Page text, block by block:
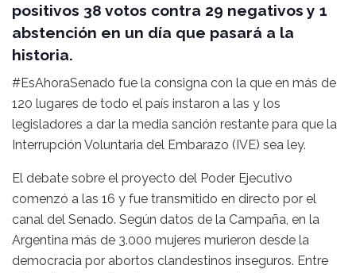
positivos 38 votos contra 29 negativos y 1
abstención en un día que pasará a la
historia.
#EsAhoraSenado fue la consigna con la que en más de
120 lugares de todo el país instaron a las y los
legisladores a dar la media sanción restante para que la
Interrupción Voluntaria del Embarazo (IVE) sea ley.
El debate sobre el proyecto del Poder Ejecutivo
comenzó a las 16 y fue transmitido en directo por el
canal del Senado. Según datos de la Campaña, en la
Argentina más de 3.000 mujeres murieron desde la
democracia por abortos clandestinos inseguros. Entre